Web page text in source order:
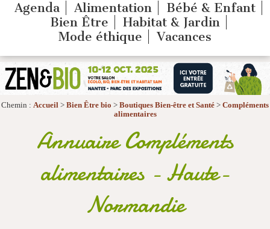
Agenda Alimentation
Bébé & Enfant
Bien Être
Habitat & Jardin
Mode éthique
Vacances
Chemin : Accueil > Bien Être bio > Boutiques Bien-être et Santé > Compléments
alimentaires
Annuaire Compléments
alimentaires - Haute-
Normandie